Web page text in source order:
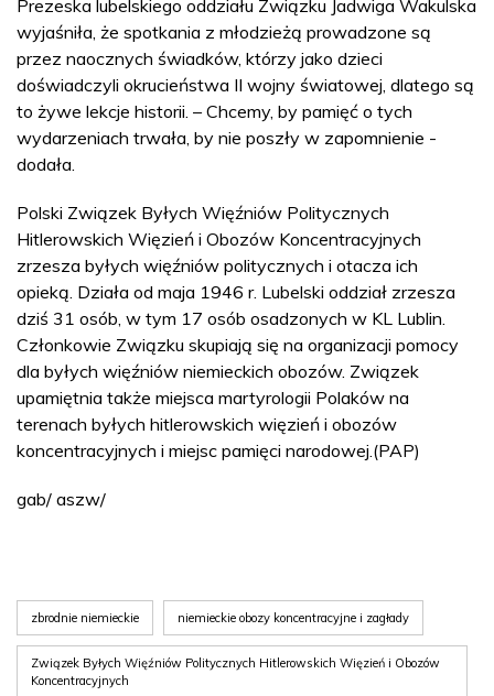
Prezeska lubelskiego oddziału Związku Jadwiga Wakulska
wyjaśniła, że spotkania z młodzieżą prowadzone są
przez naocznych świadków, którzy jako dzieci
doświadczyli okrucieństwa II wojny światowej, dlatego są
to żywe lekcje historii. – Chcemy, by pamięć o tych
wydarzeniach trwała, by nie poszły w zapomnienie -
dodała.
Polski Związek Byłych Więźniów Politycznych
Hitlerowskich Więzień i Obozów Koncentracyjnych
zrzesza byłych więźniów politycznych i otacza ich
opieką. Działa od maja 1946 r. Lubelski oddział zrzesza
dziś 31 osób, w tym 17 osób osadzonych w KL Lublin.
Członkowie Związku skupiają się na organizacji pomocy
dla byłych więźniów niemieckich obozów. Związek
upamiętnia także miejsca martyrologii Polaków na
terenach byłych hitlerowskich więzień i obozów
koncentracyjnych i miejsc pamięci narodowej.(PAP)
gab/ aszw/
zbrodnie niemieckie niemieckie obozy koncentracyjne i zagłady
Związek Byłych Więźniów Politycznych Hitlerowskich Więzień i Obozów
Koncentracyjnych